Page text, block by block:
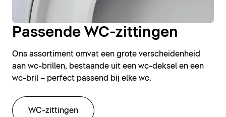
Passende WC-zittingen
Ons assortiment omvat een grote verscheidenheid
aan wc-brillen, bestaande uit een wc-deksel en een
wc-bril – perfect passend bij elke wc.
WC-zittingen